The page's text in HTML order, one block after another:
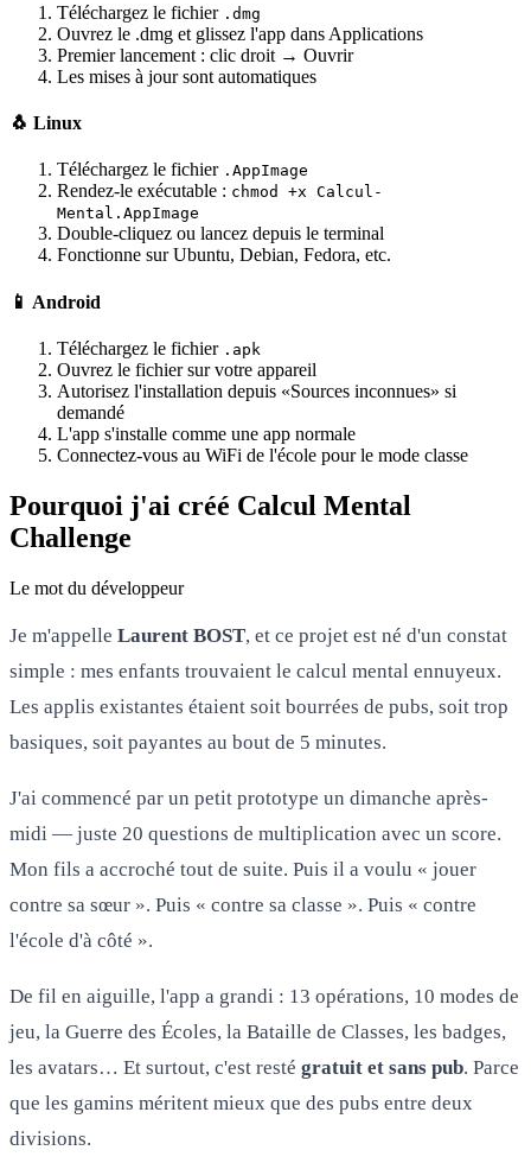
Téléchargez le fichier .dmg
Ouvrez le .dmg et glissez l'app dans Applications
Premier lancement : clic droit → Ouvrir
Les mises à jour sont automatiques
🐧 Linux
Téléchargez le fichier .AppImage
Rendez-le exécutable : chmod +x Calcul-
Mental.AppImage
Double-cliquez ou lancez depuis le terminal
Fonctionne sur Ubuntu, Debian, Fedora, etc.
📱 Android
Téléchargez le fichier .apk
Ouvrez le fichier sur votre appareil
Autorisez l'installation depuis «Sources inconnues» si
demandé
L'app s'installe comme une app normale
Connectez-vous au WiFi de l'école pour le mode classe
Pourquoi j'ai créé Calcul Mental
Challenge
Le mot du développeur
Je m'appelle Laurent BOST, et ce projet est né d'un constat
simple : mes enfants trouvaient le calcul mental ennuyeux.
Les applis existantes étaient soit bourrées de pubs, soit trop
basiques, soit payantes au bout de 5 minutes.
J'ai commencé par un petit prototype un dimanche après-
midi — juste 20 questions de multiplication avec un score.
Mon fils a accroché tout de suite. Puis il a voulu « jouer
contre sa sœur ». Puis « contre sa classe ». Puis « contre
l'école d'à côté ».
De fil en aiguille, l'app a grandi : 13 opérations, 10 modes de
jeu, la Guerre des Écoles, la Bataille de Classes, les badges,
les avatars… Et surtout, c'est resté gratuit et sans pub. Parce
que les gamins méritent mieux que des pubs entre deux
divisions.